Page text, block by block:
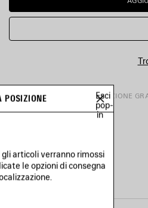
DETTAGLI PRODOTTO SPEDIZIONE
• Maniche raglan corte
• Sproni a contrasto
• Profili riflettenti
• Motivo bodies stampato sul
Vedi di più
POSIZIONE
Esci
pop-
in
articoli verranno rimossi
le opzioni di consegna